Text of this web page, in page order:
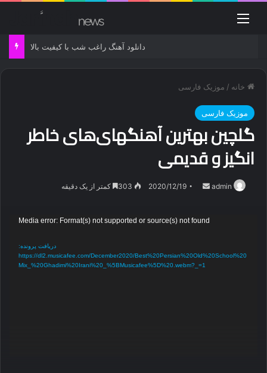
منو
دانلود آهنگ راغب شب با کیفیت بالا
خانه / موزیک فارسی
موزیک فارسی
گلچين بهترین آهنگهای‌های خاطر
انگیز و قدیمی‌
admin
ارسال2020/12/19 کمتر از یک دقیقه
Media error: Format(s) not supported or source(s) not found
دریافت پرونده:
https://dl2.musicafee.com/December2020/Best%20Persian%20Old%20School%20
Mix_%20Ghadimi%20Irani%20_%5BMusicafee%5D%20.webm?_=1